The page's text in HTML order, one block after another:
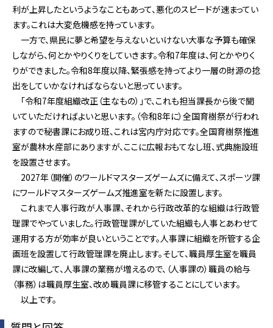
利が上昇したというようなこともあって、悪化のスピードが速まってい
ます。これは大変危機感を持っています。
一方で、県民に夢と希望を与えないといけない大事な予算も確保
しながら、何とかやりくりをしていきます。令和7年度は、何とかやりく
りができました。令和8年度以降、緊張感を持ってより一層の財源の捻
出をしていかなければならないと思っています。
「令和7年度組織改正（主なもの）」で、これも担当課長から後で聞
いていただければよいと思います。（令和8年に）全国育樹祭が行われ
ますので秘書課にお成り班、これは宮内庁対応です。全国育樹祭推進
室が農林水産部にありますが、ここに広報おもてなし班、式典施設班
を設置させます。
2027年（開催）のワールドマスターズゲームズに備えて、スポーツ課
にワールドマスターズゲームズ推進室を新たに設置します。
これまで人事行政が人事課、それから行政改革的な組織は行政管
理課でやっていました。行政管理課がしていた組織も人事とあわせて
運用する方が効率が良いということです。人事課に組織を所管する企
画班を設置して行政管理課を廃止します。そして、職員厚生室を職員
課に改編して、人事課の業務が増えるので、（人事課の）職員の給与
（事務）は職員厚生室、改め職員課に移管することにしています。
以上です。